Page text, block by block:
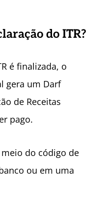
do ITR?
é finalizada, o
gera um Darf
de Receitas
pago.
do código de
ou em uma